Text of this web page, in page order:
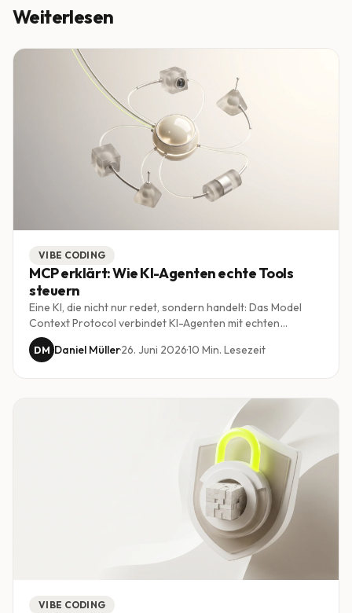
Weiterlesen
VIBE CODING
MCP erklärt: Wie KI-Agenten echte Tools
steuern
Eine KI, die nicht nur redet, sondern handelt: Das Model
Context Protocol verbindet KI-Agenten mit echten
Werkzeugen, Datenbanken und Diensten. Wir erklären
verständlich, was MCP ist, warum es zum Standard wird und
DM Daniel Müller·26. Juni 2026·10 Min. Lesezeit
VIBE CODING